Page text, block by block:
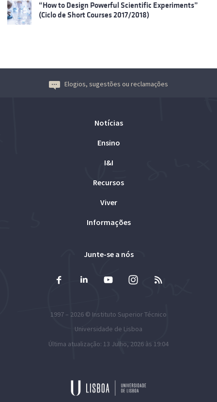
“How to Design Powerful Scientific Experiments”
(Ciclo de Short Courses 2017/2018)
Elogios, sugestões ou reclamações
Notícias
Ensino
I&I
Recursos
Viver
Informações
Junte-se a nós
1997 – 2026 © Instituto Superior Técnico
Universidade de Lisboa
Última atualização: 13 Julho, 2026 às 19:04